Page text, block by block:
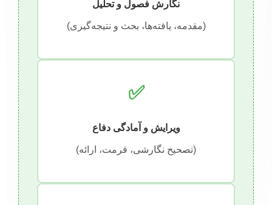
نگارش فصول و تحلیل
(مقدمه، یافته‌ها، بحث و نتیجه‌گیری)
✅
ویرایش و آمادگی دفاع
(تصحیح نگارشی، فرمت، ارائه)